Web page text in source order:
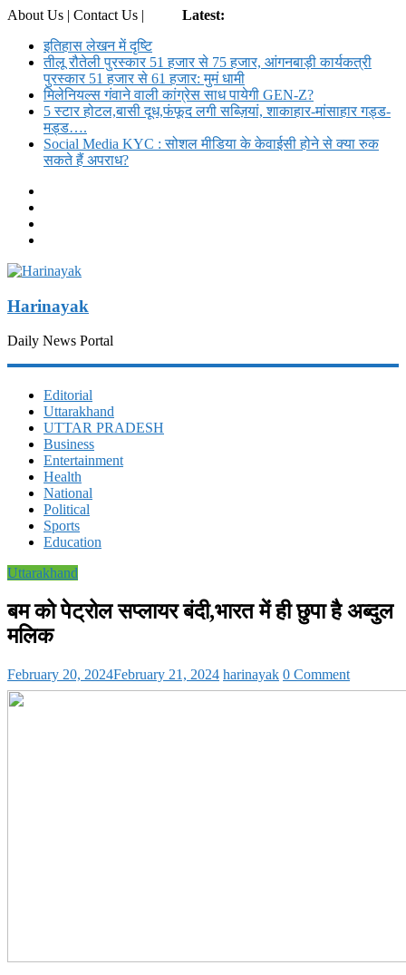
About Us | Contact Us |
Latest:
इतिहास लेखन में दृष्टि
तीलू रौतेली पुरस्कार 51 हजार से 75 हजार, आंगनबाड़ी कार्यकत्री
पुरस्कार 51 हजार से 61 हजार: मुमं धामी
मिलेनियल्स गंवाने वाली कांग्रेस साध पायेगी GEN-Z?
5 स्टार होटल,बासी दूध,फंफूद लगी सब्ज़ियां, शाकाहार-मांसाहार गड्ड-
मड्ड….
Social Media KYC : सोशल मीडिया के केवाईसी होने से क्या रुक
सकते हैं अपराध?
Harinayak
Daily News Portal
Editorial
Uttarakhand
UTTAR PRADESH
Business
Entertainment
Health
National
Political
Sports
Education
Uttarakhand
बम को पेट्रोल सप्लायर बंदी,भारत में ही छुपा है अब्दुल
मलिक
February 20, 2024February 21, 2024 harinayak 0 Comment